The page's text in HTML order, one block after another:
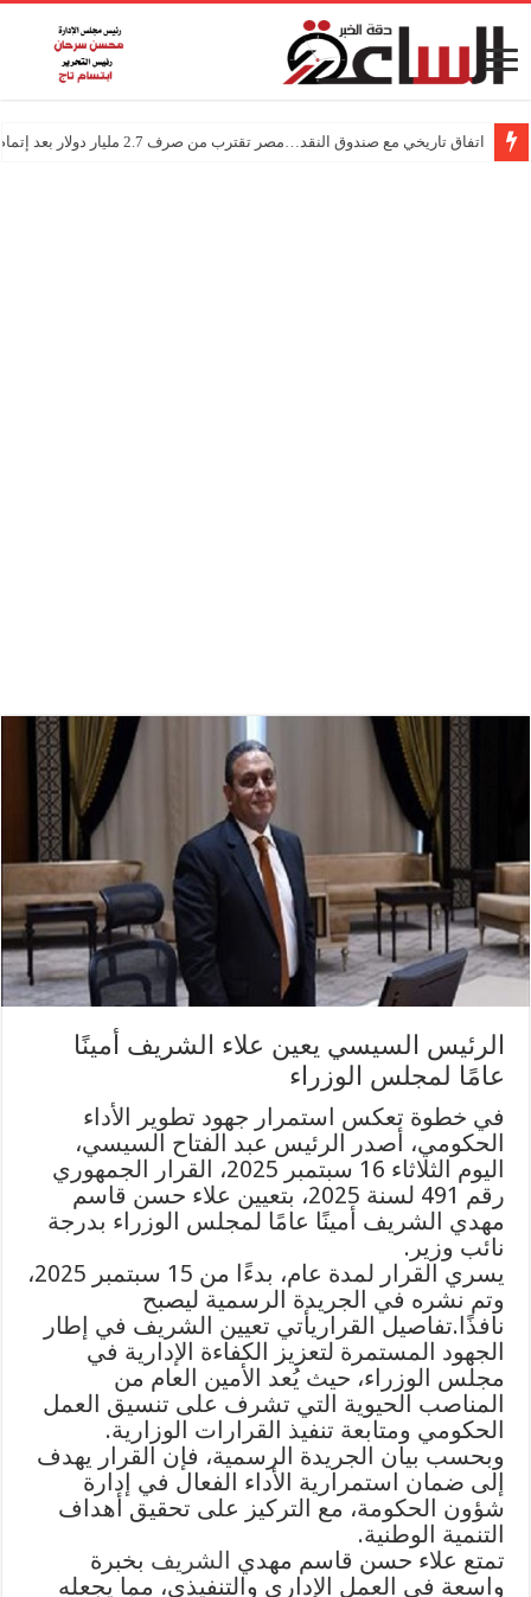
اتفاق تاريخي مع صندوق النقد…مصر تقترب من صرف 2.7 مليار دولار بعد إتمام المراجعتين
الرئيس السيسي يعين علاء الشريف أمينًا
عامًا لمجلس الوزراء
في خطوة تعكس استمرار جهود تطوير الأداء
الحكومي، أصدر الرئيس عبد الفتاح السيسي،
اليوم الثلاثاء 16 سبتمبر 2025، القرار الجمهوري
رقم 491 لسنة 2025، بتعيين علاء حسن قاسم
مهدي الشريف أمينًا عامًا لمجلس الوزراء بدرجة
نائب وزير.
يسري القرار لمدة عام، بدءًا من 15 سبتمبر 2025،
وتم نشره في الجريدة الرسمية ليصبح
نافذًا.تفاصيل القرار يأتي تعيين الشريف في إطار
الجهود المستمرة لتعزيز الكفاءة الإدارية في
مجلس الوزراء، حيث يُعد الأمين العام من
المناصب الحيوية التي تشرف على تنسيق العمل
الحكومي ومتابعة تنفيذ القرارات الوزارية.
وبحسب بيان الجريدة الرسمية، فإن القرار يهدف
إلى ضمان استمرارية الأداء الفعال في إدارة
شؤون الحكومة، مع التركيز على تحقيق أهداف
التنمية الوطنية.
تمتع علاء حسن قاسم مهدي الشريف بخبرة
واسعة في العمل الإداري والتنفيذي، مما يجعله